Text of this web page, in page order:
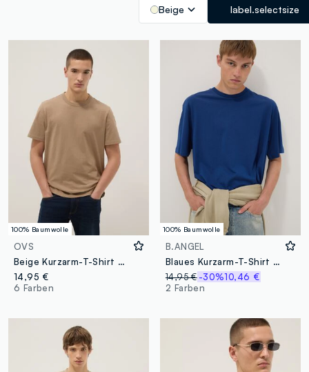
Beige label.selectsize
100% Baumwolle
OVS
Beige Kurzarm-T-Shirt aus reiner Baumwolle im Regular Fit
14,95 €
6 Farben
100% Baumwolle
B.ANGEL
Blaues Kurzarm-T-Shirt aus reiner Baumwolle
14,95 € -30%10,46 €
2 Farben